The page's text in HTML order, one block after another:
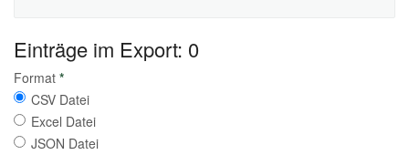
Einträge im Export: 0
Format *
CSV Datei
Excel Datei
JSON Datei